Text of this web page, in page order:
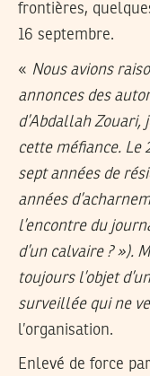
frontières,
16 septembre.
« Nous avions
annonces des
d’Abdallah
cette méfiance. Le
sept années de
années
l’encontre du
d’un calvaire ? »).
toujours l’objet
surveillée qui ne
l’organisation.
Enlevé de force